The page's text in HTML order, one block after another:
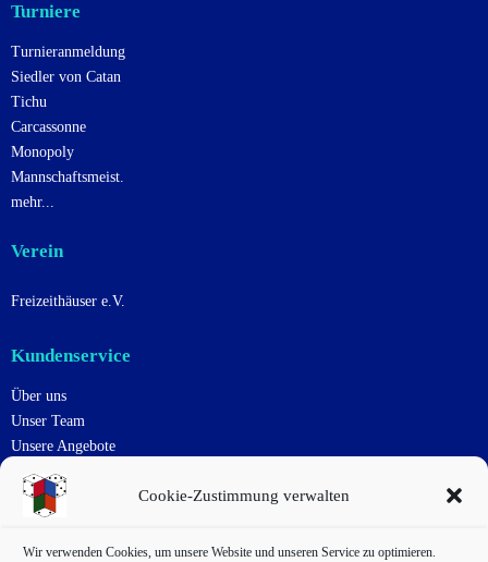
Cookie-Zustimmung verwalten
Wir verwenden Cookies, um unsere Website und unseren Service zu optimieren.
Turniere
Turnieranmeldung
Siedler von Catan
Tichu
Carcassonne
Monopoly
Mannschaftsmeist.
mehr...
Verein
Freizeithäuser e.V.
Kundenservice
Über uns
Unser Team
Unsere Angebote
Uns Unterstützen
Kontakt
Impressum
Datenschutzerklärung